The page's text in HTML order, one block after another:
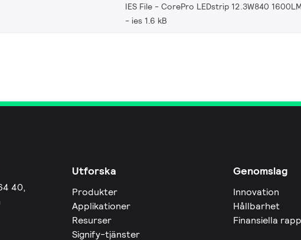
IES File - CorePro LEDstrip 12.3W840
ies 1.6 kB
40,
Utforska
Produkter
Applikationer
Resurser
Signify-tjänster
Genomslag
Innovation
Hållbarhet
Finansiella